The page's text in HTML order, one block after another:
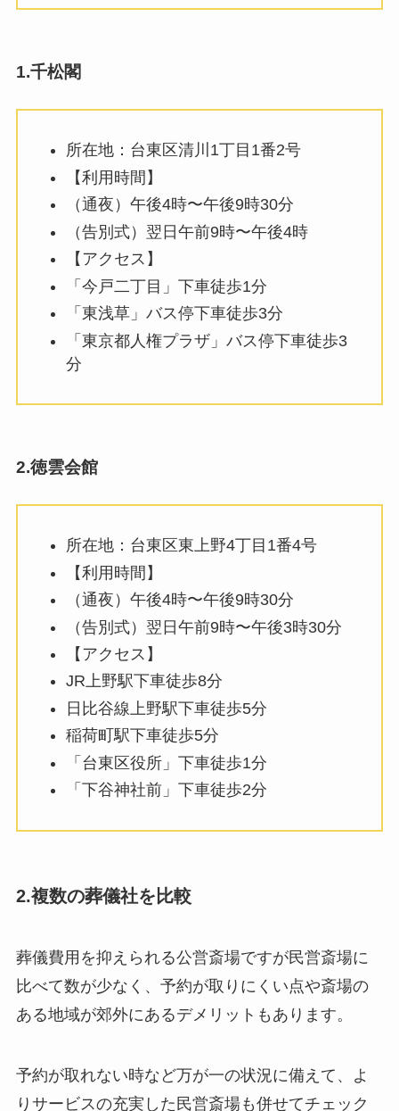
1.千松閣
所在地：台東区清川1丁目1番2号
【利用時間】
（通夜）午後4時〜午後9時30分
（告別式）翌日午前9時〜午後4時
【アクセス】
「今戸二丁目」下車徒歩1分
「東浅草」バス停下車徒歩3分
「東京都人権プラザ」バス停下車徒歩3
分
2.徳雲会館
所在地：台東区東上野4丁目1番4号
【利用時間】
（通夜）午後4時〜午後9時30分
（告別式）翌日午前9時〜午後3時30分
【アクセス】
JR上野駅下車徒歩8分
日比谷線上野駅下車徒歩5分
稲荷町駅下車徒歩5分
「台東区役所」下車徒歩1分
「下谷神社前」下車徒歩2分
2.複数の葬儀社を比較
葬儀費用を抑えられる公営斎場ですが民営斎場に
比べて数が少なく、予約が取りにくい点や斎場の
ある地域が郊外にあるデメリットもあります。
予約が取れない時など万が一の状況に備えて、よ
りサービスの充実した民営斎場も併せてチェック